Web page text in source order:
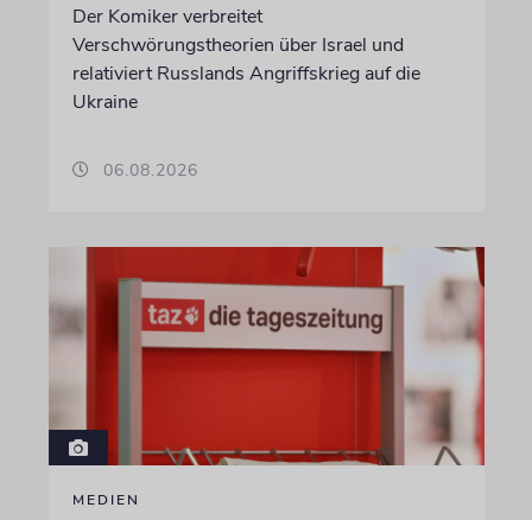
Der Komiker verbreitet
Verschwörungstheorien über Israel und
relativiert Russlands Angriffskrieg auf die
Ukraine
06.08.2026
MEDIEN